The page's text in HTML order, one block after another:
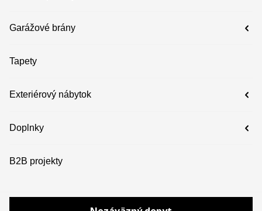
Garážové brány
Tapety
Exteriérový nábytok
Doplnky
B2B projekty